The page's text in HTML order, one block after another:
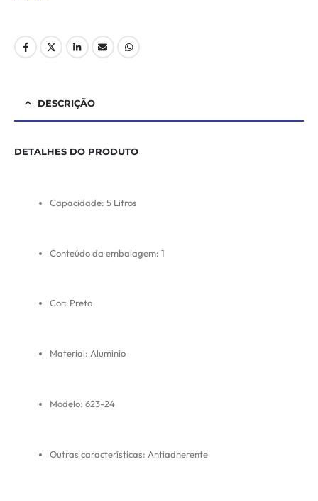
DESCRIÇÃO
DETALHES DO PRODUTO
Capacidade: 5 Litros
Conteúdo da embalagem: 1
Cor: Preto
Material: Aluminio
Modelo: 623-24
Outras características: Antiadherente